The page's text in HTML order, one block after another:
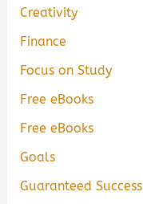
Creativity
Finance
Focus on Study
Free eBooks
Free eBooks
Goals
Guaranteed Success